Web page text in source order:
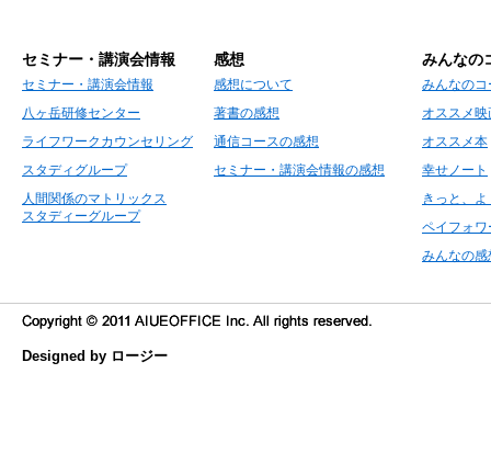
セミナー・講演会情報
セミナー・講演会情報
八ヶ岳研修センター
ライフワークカウンセリング
スタディグループ
人間関係のマトリックス
スタディーグループ
感想
感想について
著書の感想
通信コースの感想
セミナー・講演会情報の感想
みんなの
みんなの
オススメ映
オススメ本
幸せノート
きっと、
ペイフォワ
みんなの感
Designed by ロージー